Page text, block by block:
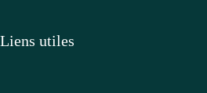
Liens utiles